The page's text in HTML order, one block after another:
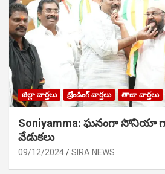
జిల్లా వార్తలు ట్రేండింగ్ వార్తలు తాజా వార్తలు
Soniyamma: ఘ‌నంగా సోనియా
వేడుక‌లు
09/12/2024 SIRA NEWS